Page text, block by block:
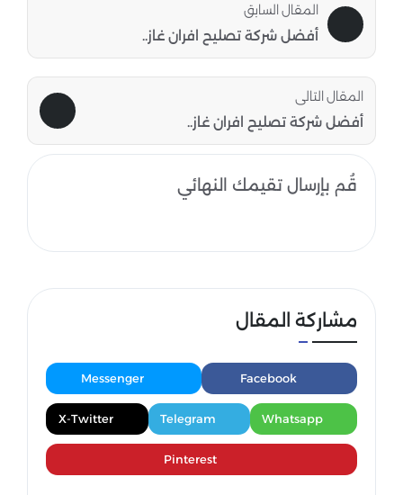
المقال السابق
أفضل شركة تصليح افران غاز..
المقال التالى
أفضل شركة تصليح افران غاز..
قُم بإرسال تقيمك النهائي
مشاركة المقال
Facebook
Messenger
Whatsapp
Telegram
X-Twitter
Pinterest